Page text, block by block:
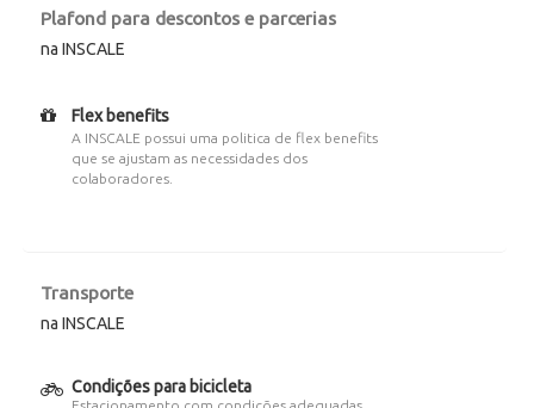
Plafond para descontos e parcerias
na INSCALE
Flex benefits
A INSCALE possui uma politica de flex benefits
que se ajustam as necessidades dos
colaboradores.
Transporte
na INSCALE
Condições para bicicleta